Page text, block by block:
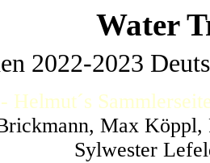
Water
2022-2023
Helmut´s
Max
Sylwester